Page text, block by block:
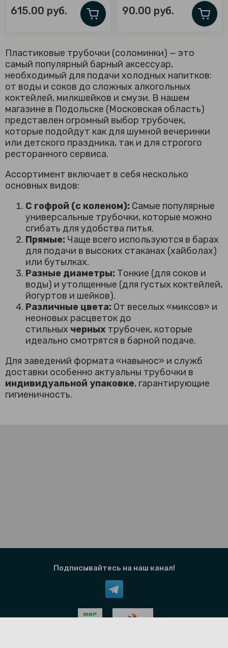
615.00 руб. 90.00 руб.
Пластиковые трубочки (соломинки) — это
самый популярный барный аксессуар,
необходимый для подачи холодных напитков:
от воды и соков до сложных алкогольных
коктейлей, милкшейков и смузи. В нашем
магазине в Подольске (Московская область)
представлен огромный выбор трубочек,
которые подойдут как для шумной вечеринки
или детского праздника, так и для строгого
ресторанного сервиса.
Ассортимент включает в себя несколько
основных видов:
С гофрой (с коленом): Самые популярные
универсальные трубочки, которые можно
сгибать для удобства питья.
Прямые: Чаще всего используются в барах
для подачи в высоких стаканах (хайболах)
или бутылках.
Разные диаметры: Тонкие (для соков и
воды) и утолщенные (для густых коктейлей,
йогуртов и шейков).
Различные цвета: От веселых «миксов» и
неоновых расцветок до
стильных черных трубочек, которые
идеально смотрятся в барной подаче.
Для заведений формата «навынос» и служб
доставки особенно актуальны трубочки в
индивидуальной упаковке, гарантирующие
гигиеничность.
Подписывайтесь на наш канал!